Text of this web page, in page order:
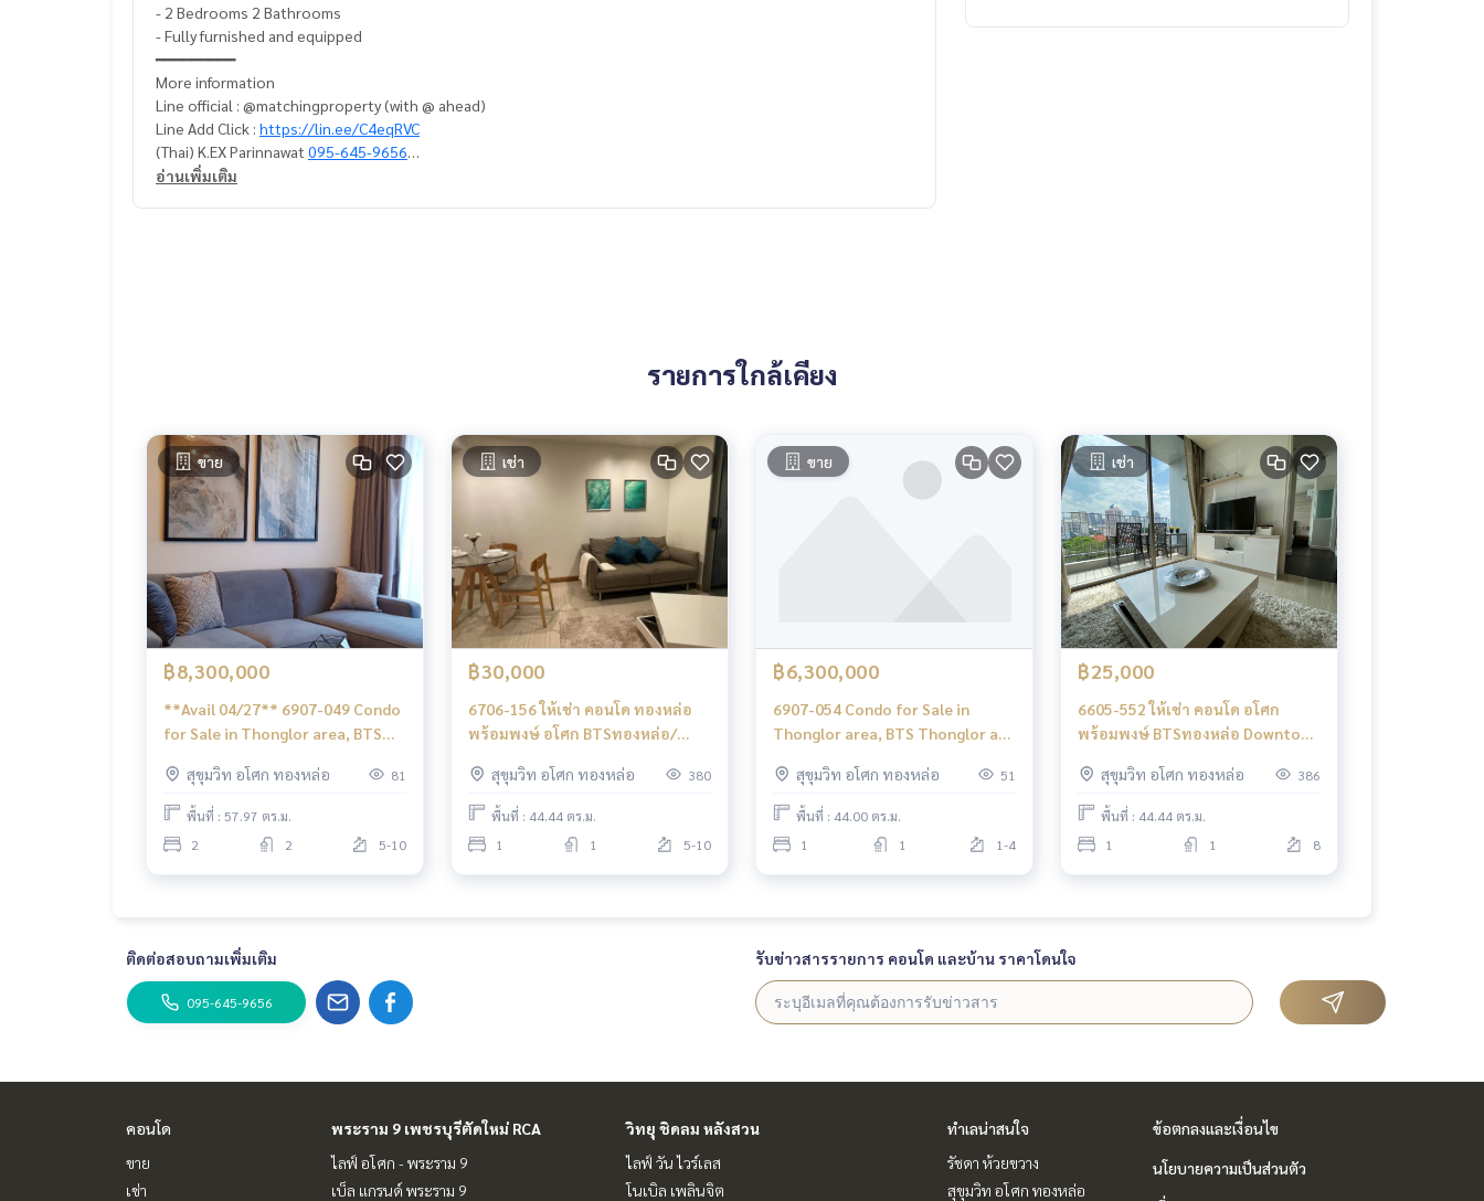
- 2 Bedrooms 2 Bathrooms
- Fully furnished and equipped
━━━━━━━━━
More information
Line official : @matchingproperty (with @ ahead)
Line Add Click : https://lin.ee/C4eqRVC
(Thai) K.EX Parinnawat 095-645-9656
(Eng) K.Belle
อ่านเพิ่มเติม
รายการใกล้เคียง
ขาย
฿8,300,000
**Avail 04/27** 6907-049 Condo
for Sale in Thonglor area, BTS
สุขุมวิท อโศก ทองหล่อ
81
พื้นที่ : 57.97 ตร.ม.
2
2 5-10
เช่า
฿30,000
6706-156 ให้เช่า คอนโด ทองหล่อ
พร้อมพงษ์ อโศก BTSทองหล่อ/
1ห้องนอน
สุขุมวิท อโศก ทองหล่อ 380
พื้นที่ : 44.44 ตร.ม.
1
1 5-10
ขาย
฿6,300,000
6907-054 Condo for Sale in
Thonglor area, BTS Thonglor at
สุขุมวิท อโศก ทองหล่อ
51
พื้นที่ : 44.00 ตร.ม.
1
1 1-4
เช่า
฿25,000
6605-552 ให้เช่า คอนโด อโศก
พร้อมพงษ์ BTSทองหล่อ Downtown
สุขุมวิท อโศก ทองหล่อ
386
พื้นที่ : 44.44 ตร.ม.
1
1 8
ติดต่อสอบถามเพิ่มเติม
095-645-9656
รับข่าวสารรายการ คอนโด และบ้าน ราคาโดนใจ
คอนโด
ขาย
เช่า
พระราม 9 เพชรบุรีตัดใหม่ RCA
ไลฟ์ อโศก - พระราม 9
เบ็ล แกรนด์ พระราม 9
วิทยุ ชิดลม หลังสวน
ไลฟ์ วัน ไวร์เลส
โนเบิล เพลินจิต
ทำเลน่าสนใจ
รัชดา ห้วยขวาง
สุขุมวิท อโศก ทองหล่อ
ข้อตกลงและเงื่อนไข
นโยบายความเป็นส่วนตัว